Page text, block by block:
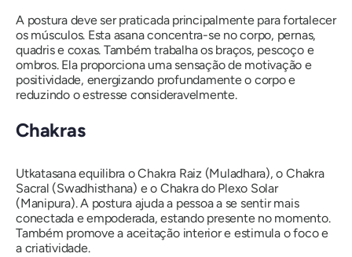
A postura deve ser praticada principalmente para fortalecer
os músculos. Esta asana concentra-se no corpo, pernas,
quadris e coxas. Também trabalha os braços, pescoço e
ombros. Ela proporciona uma sensação de motivação e
positividade, energizando profundamente o corpo e
reduzindo o estresse consideravelmente.
Chakras
Utkatasana equilibra o Chakra Raiz (Muladhara), o Chakra
Sacral (Swadhisthana) e o Chakra do Plexo Solar
(Manipura). A postura ajuda a pessoa a se sentir mais
conectada e empoderada, estando presente no momento.
Também promove a aceitação interior e estimula o foco e
a criatividade.